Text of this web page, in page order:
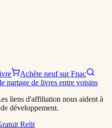
Achète neuf sur Fnac
partage de livres entre voisins
liens d'affiliation nous aident à
développement.
Relit